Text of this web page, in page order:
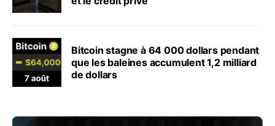
Bitcoin stagne à 64 000 dollars pendant
que les baleines accumulent 1,2 milliard
de dollars